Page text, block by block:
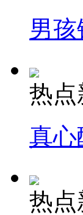
男
热点
真心
热点